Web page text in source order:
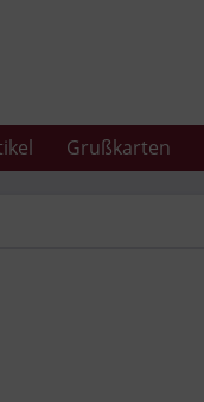
Grußkarten